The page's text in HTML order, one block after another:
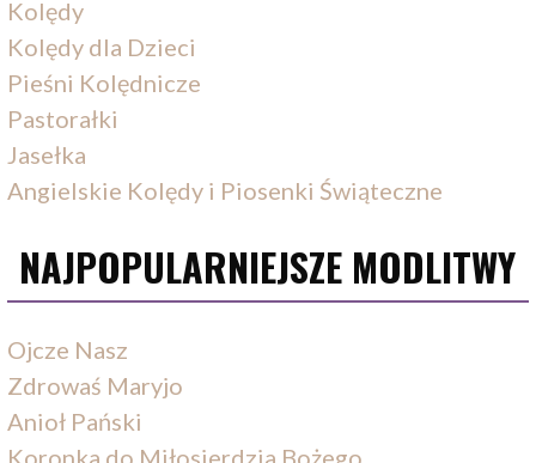
Kolędy
Kolędy dla Dzieci
Pieśni Kolędnicze
Pastorałki
Jasełka
Angielskie Kolędy i Piosenki Świąteczne
NAJPOPULARNIEJSZE MODLITWY
Ojcze Nasz
Zdrowaś Maryjo
Anioł Pański